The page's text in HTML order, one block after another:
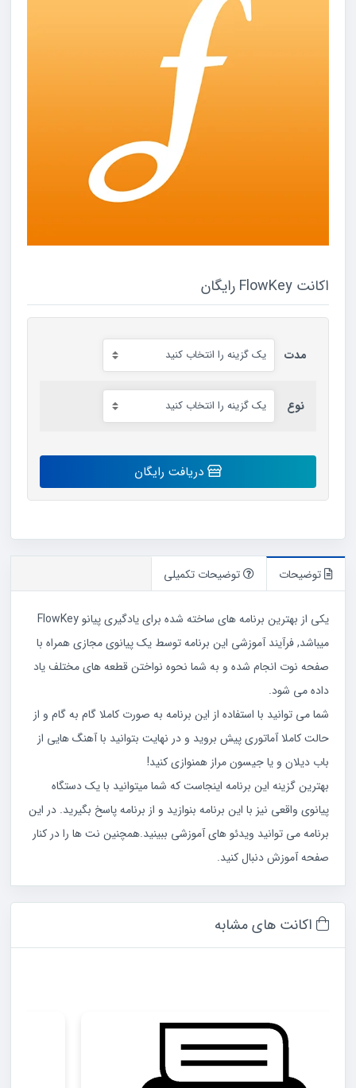
اکانت FlowKey رایگان
مدت
نوع
اکانت
رایگان
دریافت رایگان
توضیحات توضیحات تکمیلی
یکی از بهترین برنامه های ساخته شده برای یادگیری پیانو FlowKey
میباشد, فرآیند آموزشی این برنامه توسط یک پیانوی مجازی همراه با
صفحه نوت انجام شده و به شما نحوه نواختن قطعه های مختلف یاد
داده می شود.
شما می توانید با استفاده از این برنامه به صورت کاملا گام به گام و از
حالت کاملا آماتوری پیش بروید و در نهایت بتوانید با آهنگ هایی از
باب دیلان و یا جیسون مراز همنوازی کنید!
بهترین گزینه این برنامه اینجاست که شما میتوانید با یک دستگاه
پیانوی واقعی نیز با این برنامه بنوازید و از برنامه پاسخ بگیرید. در این
برنامه می توانید ویدئو های آموزشی ببینید.همچنین نت ها را در کنار
صفحه آموزش دنبال کنید.
اکانت های مشابه